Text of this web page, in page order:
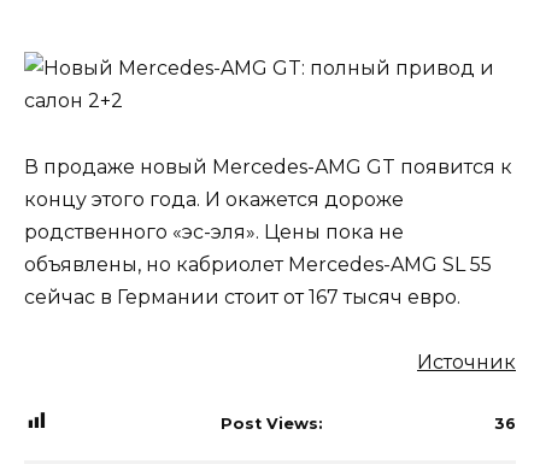
В продаже новый Mercedes-AMG GT появится к
концу этого года. И окажется дороже
родственного «эс-эля». Цены пока не
объявлены, но кабриолет Mercedes-AMG SL 55
сейчас в Германии стоит от 167 тысяч евро.
Источник
Post Views: 36